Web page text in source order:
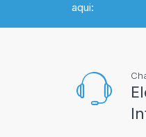
aqui: